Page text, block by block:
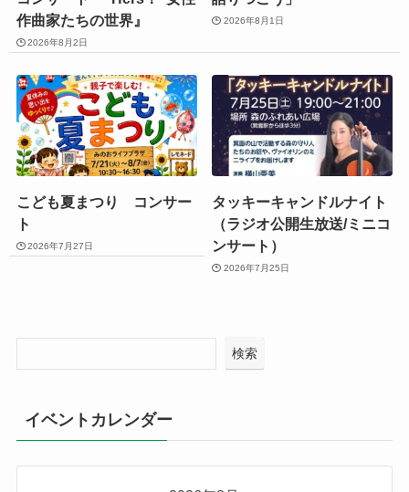
作曲家たちの世界』
2026年8月2日
2026年8月1日
こども夏まつり コンサー
ト
2026年7月27日
タッキーキャンドルナイト
（ラジオ公開生放送/ミニコ
ンサート）
2026年7月25日
検索
イベントカレンダー